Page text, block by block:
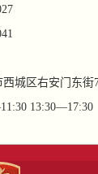
城区右安门东街
13:30—17:30